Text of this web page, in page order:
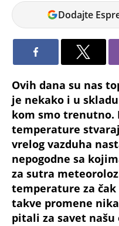
Vanja
Pejić
Dodajte
Ovih dana su nas
je nekako i u
kom smo trenutno.
temperature
vrelog vazduha
nepogodne sa
za sutra
temperature za čak
takve promene
pitali za savet